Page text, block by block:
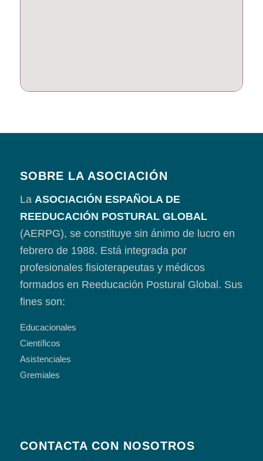
SOBRE LA ASOCIACIÓN
La ASOCIACIÓN ESPAÑOLA DE
REEDUCACIÓN POSTURAL GLOBAL
(AERPG), se constituye sin ánimo de lucro en
febrero de 1988. Está integrada por
profesionales fisioterapeutas y médicos
formados en Reeducación Postural Global. Sus
fines son:
Educacionales
Científicos
Asistenciales
Gremiales
CONTACTA CON NOSOTROS